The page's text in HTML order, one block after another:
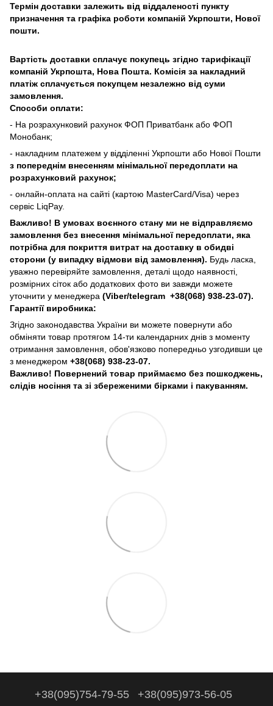
Термін доставки залежить від віддаленості пункту
призначення та графіка роботи компаній Укрпошти, Нової
пошти.
Вартість доставки сплачує покупець згідно тарифікації
компаній Укрпошта, Нова Пошта. Комісія за накладний
платіж сплачується покупцем незалежно від суми
замовлення.
Способи оплати:
- На розрахунковий рахунок ФОП Приватбанк або ФОП
Монобанк;
- накладним платежем у відділенні Укрпошти або Нової Пошти
з попереднім внесенням мінімальної передоплати на
розрахунковий рахунок;
- онлайн-оплата на сайті (картою MasterCard/Visa) через
сервіс LiqPay.
Важливо! В умовах воєнного стану ми не відправляємо
замовлення без внесення мінімальної передоплати, яка
потрібна для покриття витрат на доставку в обидві
сторони (у випадку відмови від замовлення). Будь ласка,
уважно перевіряйте замовлення, деталі щодо наявності,
розмірних сіток або додаткових фото ви завжди можете
уточнити у менеджера (Viber/telegram +38(068) 938-23-07).
Гарантії виробника:
Згідно законодавства України ви можете повернути або
обміняти товар протягом 14-ти календарних днів з моменту
отримання замовлення, обов'язково попередньо узгодивши це
з менеджером +38(068) 938-23-07.
Важливо! Повернений товар приймаємо без пошкоджень,
слідів носіння та зі збереженими бірками і пакуванням.
+38(095)754-79-55 +38(095)973-56-05